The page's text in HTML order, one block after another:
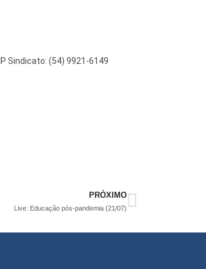
Sindicato: (54) 9921-6149
PRÓXIMO
Live: Educação pós-pandemia (21/07)